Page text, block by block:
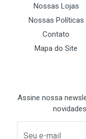
Nossas Lojas
Nossas Políticas
Contato
Mapa do Site
Assine nossa
Seu e-mail